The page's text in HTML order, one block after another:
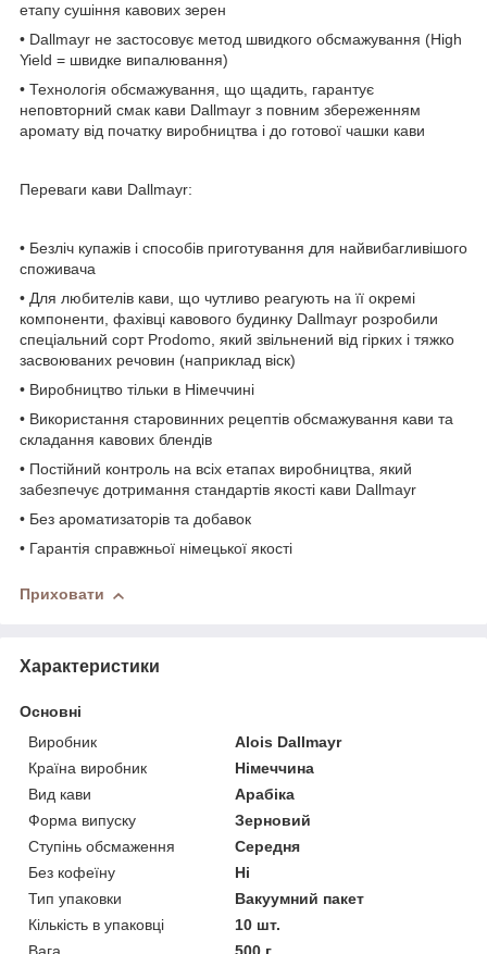
етапу сушіння кавових зерен
• Dallmayr не застосовує метод швидкого обсмажування (High
Yield = швидке випалювання)
• Технологія обсмажування, що щадить, гарантує
неповторний смак кави Dallmayr з повним збереженням
аромату від початку виробництва і до готової чашки кави
Переваги кави Dallmayr:
• Безліч купажів і способів приготування для найвибагливішого
споживача
• Для любителів кави, що чутливо реагують на її окремі
компоненти, фахівці кавового будинку Dallmayr розробили
спеціальний сорт Prodomo, який звільнений від гірких і тяжко
засвоюваних речовин (наприклад віск)
• Виробництво тільки в Німеччині
• Використання старовинних рецептів обсмажування кави та
складання кавових блендів
• Постійний контроль на всіх етапах виробництва, який
забезпечує дотримання стандартів якості кави Dallmayr
• Без ароматизаторів та добавок
• Гарантія справжньої німецької якості
Приховати
Характеристики
Основні
Виробник
Alois Dallmayr
Країна виробник
Німеччина
Вид кави
Арабіка
Форма випуску
Зерновий
Ступінь обсмаження
Середня
Без кофеїну
Ні
Тип упаковки
Вакуумний пакет
Кількість в упаковці
10 шт.
Вага
500 г